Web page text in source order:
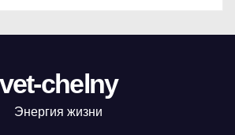
vet-chelny
Энергия жизни